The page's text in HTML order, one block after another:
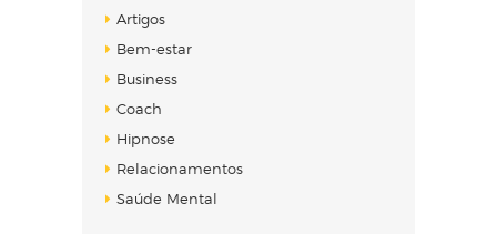
Artigos
Bem-estar
Business
Coach
Hipnose
Relacionamentos
Saúde Mental